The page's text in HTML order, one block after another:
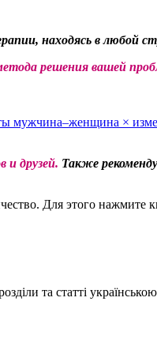
находясь в любой
решения вашей
мужчина–женщина ×
и друзей. Также
Для этого нажмите
та статті